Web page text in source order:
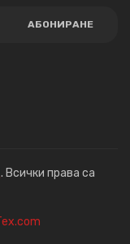
АБОНИРАНЕ
. Всички права са